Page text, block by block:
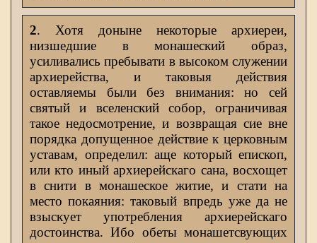
2. Хотя доныне некоторые архиереи,
низшедшие в монашеский образ,
усиливались пребывати в высоком служении
архиерейства, и таковыя действия
оставляемы были без внимания: но сей
святый и вселенский собор, ограничивая
такое недосмотрение, и возвращая сие вне
порядка допущенное действие к церковным
уставам, определил: аще который епископ,
или кто иный архиерейскаго сана, восхощет
в снити в монашеское житие, и стати на
место покаяния: таковый впредь уже да не
взыскует употребления архиерейскаго
достоинства. Ибо обеты монашетсвующих